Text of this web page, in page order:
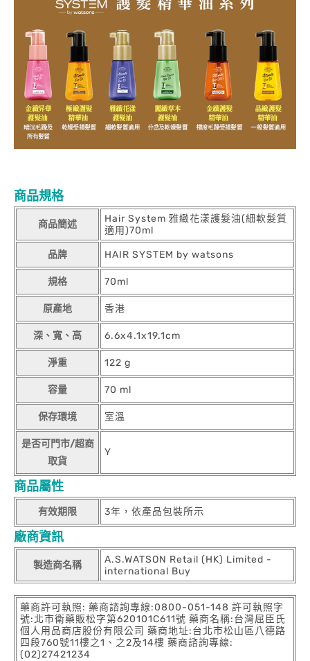
商品規格
商品簡述
Hair System 雅緻花漾護髮油(細軟髮質
適用)70ml
品牌 HAIR SYSTEM by watsons
規格 70ml
原產地 香港
深、寬、高 6.6x4.1x19.1cm
淨重 122 g
容量 70 ml
保存環境 室溫
是否可門市/超商
取貨
Y
商品屬性
有效期限 3年，依產品包裝所示
廠商資訊
製造商名稱
A.S.WATSON Retail (HK) Limited -
international Buy
藥商許可執照: 藥商諮詢專線:0800-051-148 許可執照字
號:北市衛藥販松字第620101C611號 藥商名稱:台灣屈臣氏
個人用品商店股份有限公司 藥商地址:台北市松山區八德路
四段760號11樓之1、之2及14樓 藥商諮詢專線:
(02)27421234